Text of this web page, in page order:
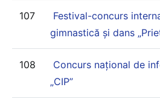
107
Festival-concurs
gimnastică și dans
108
Concurs național de
„CIP”